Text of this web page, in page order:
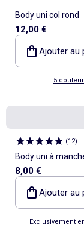
Body uni col rond
12,00 €
Ajouter au
5
(12)
Body uni à
8,00 €
Ajouter au
Exclusivement